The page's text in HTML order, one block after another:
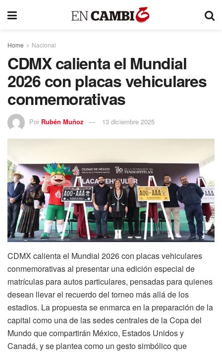
Home Nacional
CDMX calienta el Mundial
2026 con placas vehiculares
conmemorativas
Por Rubén Muñoz 13 diciembre 2025
CDMX calienta el Mundial 2026 con placas vehiculares
conmemorativas al presentar una edición especial de
matrículas para autos particulares, pensadas para quienes
desean llevar el recuerdo del torneo más allá de los
estadios. La propuesta se enmarca en la preparación de la
capital como una de las sedes centrales de la Copa del
Mundo que compartirán México, Estados Unidos y
Canadá, y se plantea como un gesto simbólico que